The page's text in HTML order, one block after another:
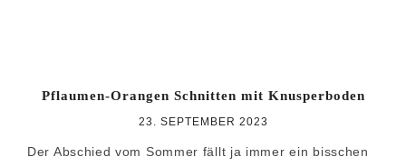
Pflaumen-Orangen Schnitten mit Knusperboden
23. SEPTEMBER 2023
Der Abschied vom Sommer fällt ja immer ein bisschen